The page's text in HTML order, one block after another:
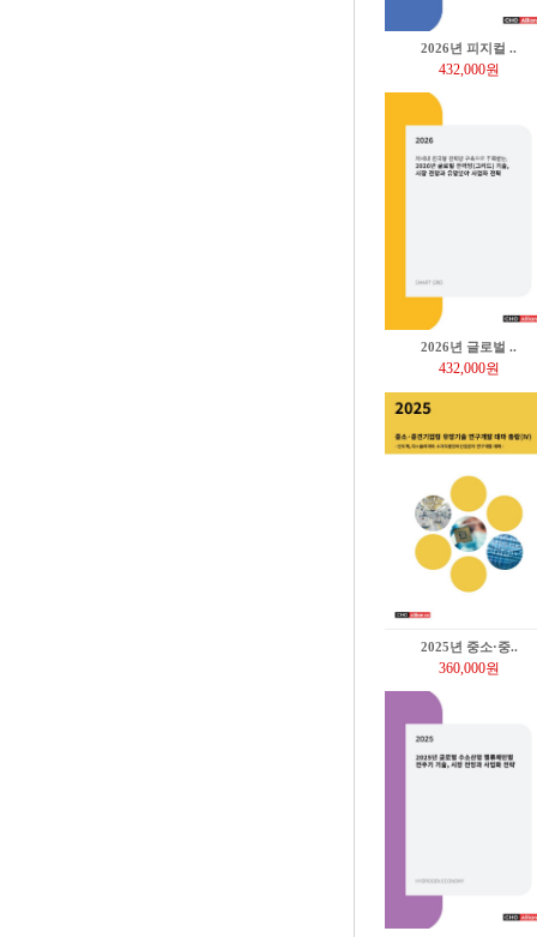
2026년 피지컬 ..
432,000원
2026년 글로벌 ..
432,000원
2025년 중소·중..
360,000원